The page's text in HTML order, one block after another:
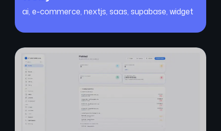
ai, e-commerce, nextjs, saas, supabase, widget